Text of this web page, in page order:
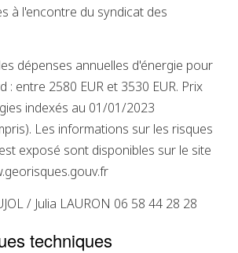
à l'encontre du syndicat des
dépenses annuelles d'énergie pour
: entre 2580 EUR et 3530 EUR. Prix
indexés au 01/01/2023
Les informations sur les risques
exposé sont disponibles sur le site
/ Julia LAURON 06 58 44 28 28
techniques